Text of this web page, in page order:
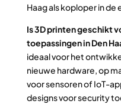
Haag als koploper in
Is 3D printen geschikt
toepassingen in Den
ideaal voor het
nieuwe hardware, op
voor sensoren of IoT-
designs voor security